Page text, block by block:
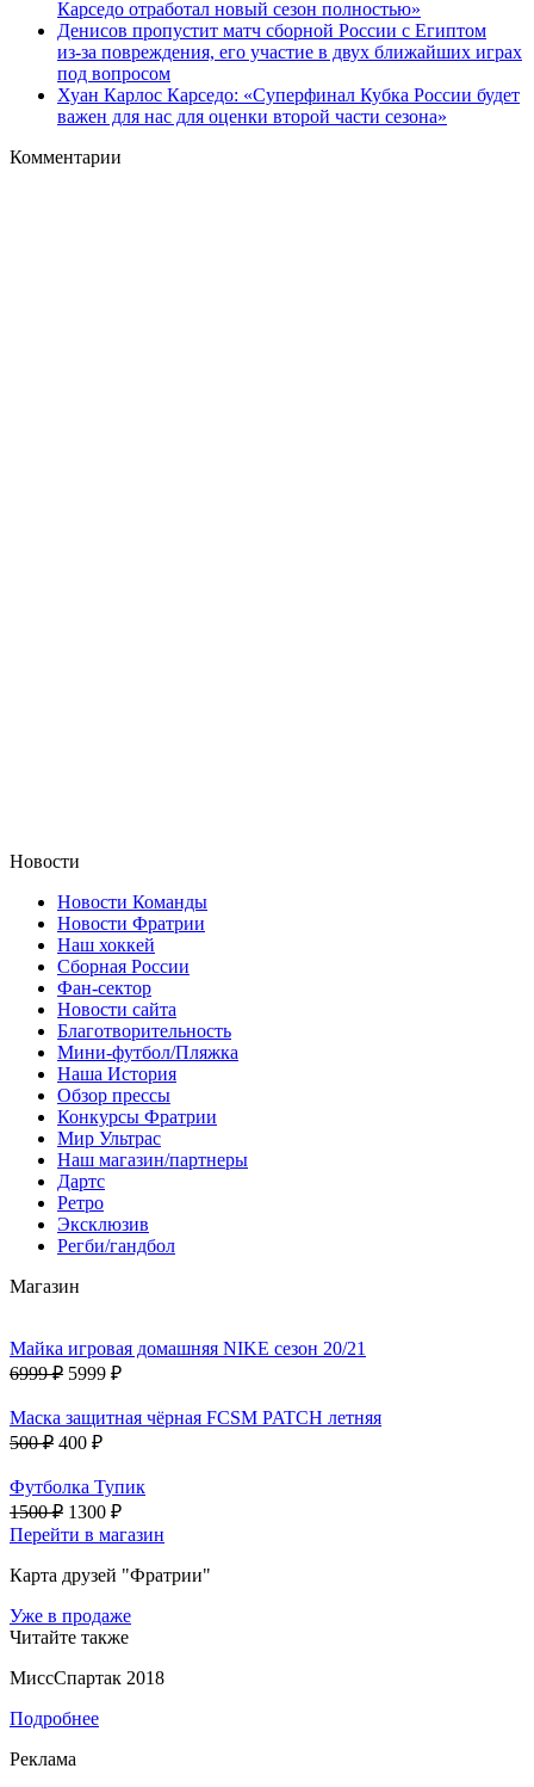
Карседо отработал новый сезон полностью»
Денисов пропустит матч сборной России с Египтом
из‑за повреждения, его участие в двух ближайших играх
под вопросом
Хуан Карлос Карседо: «Суперфинал Кубка России будет
важен для нас для оценки второй части сезона»
Комментарии
Новости
Новости Команды
Новости Фратрии
Наш хоккей
Сборная России
Фан-cектор
Новости сайта
Благотворительность
Мини-футбол/Пляжка
Наша История
Обзор прессы
Конкурсы Фратрии
Мир Ультрас
Наш магазин/партнеры
Дартс
Ретро
Эксклюзив
Регби/гандбол
Магазин
Майка игровая домашняя NIKE сезон 20/21
6999 ₽ 5999 ₽
Маска защитная чёрная FCSM PATCH летняя
500 ₽ 400 ₽
Футболка Тупик
1500 ₽ 1300 ₽
Перейти в магазин
Карта друзей "Фратрии"
Уже в продаже
Читайте также
МиссСпартак 2018
Подробнее
Реклама